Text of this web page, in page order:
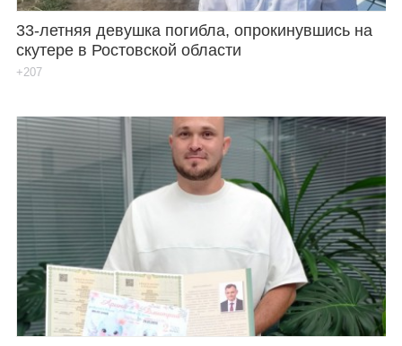
33-летняя девушка погибла, опрокинувшись на
скутере в Ростовской области
+207